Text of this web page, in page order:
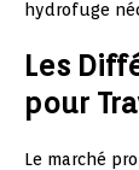
hydrofuge
Les
pour
Le marché